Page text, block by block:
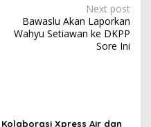
Next post
Bawaslu Akan Laporkan
Wahyu Setiawan ke DKPP
Sore Ini
Kolaborasi Xpress Air dan